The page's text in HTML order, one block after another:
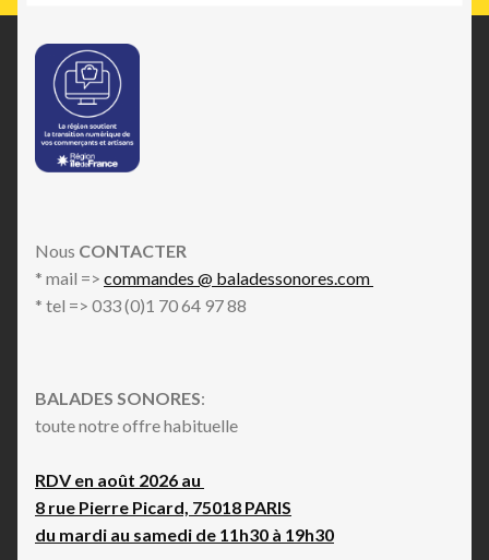
Disco
Downtempo
Drone
Dub
Dub Techno
Field Recording
Folk Rock
Funk
Fusion
Hip Hop
Hip-House
House
Nous CONTACTER
* mail => commandes @ baladessonores.com
* tel => 033 (0)1 70 64 97 88
BALADES SONORES:
toute notre offre habituelle
RDV en août 2026 au
8 rue Pierre Picard, 75018 PARIS
du mardi au samedi de 11h30 à 19h30